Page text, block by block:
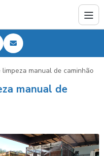
manual de caminhão
manual de